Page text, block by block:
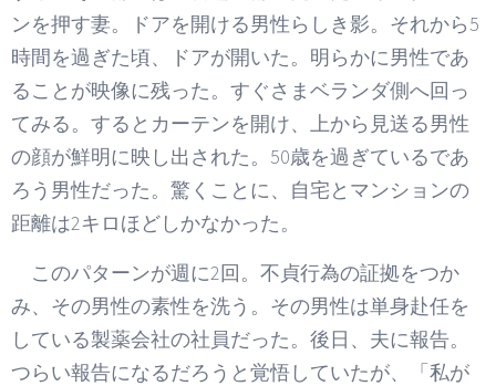
ンを押す妻。ドアを開ける男性らしき影。それから5
時間を過ぎた頃、ドアが開いた。明らかに男性であ
ることが映像に残った。すぐさまベランダ側へ回っ
てみる。するとカーテンを開け、上から見送る男性
の顔が鮮明に映し出された。50歳を過ぎているであ
ろう男性だった。驚くことに、自宅とマンションの
距離は2キロほどしかなかった。
このパターンが週に2回。不貞行為の証拠をつか
み、その男性の素性を洗う。その男性は単身赴任を
している製薬会社の社員だった。後日、夫に報告。
つらい報告になるだろうと覚悟していたが、「私が